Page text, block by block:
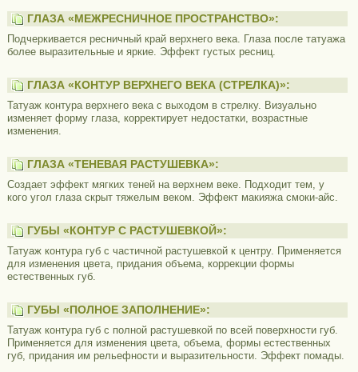
ГЛАЗА «МЕЖРЕСНИЧНОЕ ПРОСТРАНСТВО»:
Подчеркивается ресничный край верхнего века. Глаза после татуажа
более выразительные и яркие. Эффект густых ресниц.
ГЛАЗА «КОНТУР ВЕРХНЕГО ВЕКА (СТРЕЛКА)»:
Татуаж контура верхнего века с выходом в стрелку. Визуально
изменяет форму глаза, корректирует недостатки, возрастные
изменения.
ГЛАЗА «ТЕНЕВАЯ РАСТУШЕВКА»:
Создает эффект мягких теней на верхнем веке. Подходит тем, у
кого угол глаза скрыт тяжелым веком. Эффект макияжа смоки-айс.
ГУБЫ «КОНТУР С РАСТУШЕВКОЙ»:
Татуаж контура губ с частичной растушевкой к центру. Применяется
для изменения цвета, придания объема, коррекции формы
естественных губ.
ГУБЫ «ПОЛНОЕ ЗАПОЛНЕНИЕ»:
Татуаж контура губ с полной растушевкой по всей поверхности губ.
Применяется для изменения цвета, объема, формы естественных
губ, придания им рельефности и выразительности. Эффект помады.